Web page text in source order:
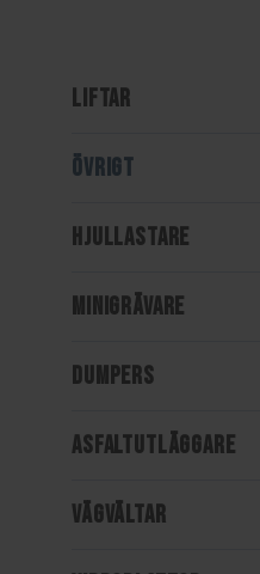
LIFTAR
ÖVRIGT
HJULLASTARE
MINIGRÄVARE
DUMPERS
ASFALTUTLÄGGARE
VÄGVÄLTAR